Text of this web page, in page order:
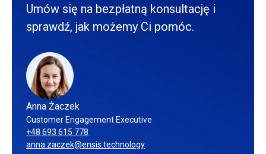
Umów się na bezpłatną konsultację i
sprawdź, jak możemy Ci pomóc.
Anna Żaczek
Customer Engagement Executive
+48 693 615 778
anna.zaczek@ensis.technology